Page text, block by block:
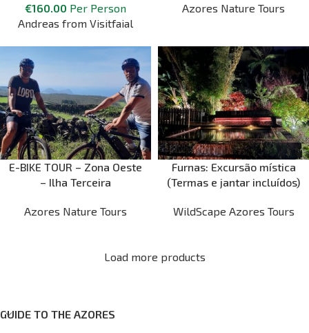
€160.00 Per Person
Andreas from Visitfaial
Azores Nature Tours
E-BIKE TOUR – Zona Oeste
– Ilha Terceira
Azores Nature Tours
Furnas: Excursão mística
(Termas e jantar incluídos)
WildScape Azores Tours
Load more products
GUIDE TO THE AZORES